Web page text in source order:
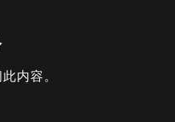
内容。